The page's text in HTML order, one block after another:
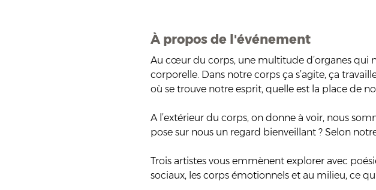
À propos de l'événement
Au cœur du corps, une multitude d’organes qui
corporelle. Dans notre corps ça s’agite, ça
où se trouve notre esprit, quelle est la place de
A l’extérieur du corps, on donne à voir, nous
pose sur nous un regard bienveillant ? Selon
Trois artistes vous emmènent explorer avec
sociaux, les corps émotionnels et au milieu, ce